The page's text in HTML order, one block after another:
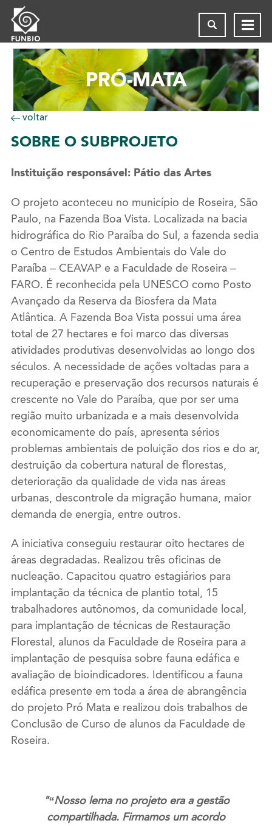
PRÓ-MATA
voltar
SOBRE O SUBPROJETO
Instituição responsável: Pátio das Artes
O projeto aconteceu no município de Roseira, São
Paulo, na Fazenda Boa Vista. Localizada na bacia
hidrográfica do Rio Paraíba do Sul, a fazenda sedia
o Centro de Estudos Ambientais do Vale do
Paraíba – CEAVAP e a Faculdade de Roseira –
FARO. É reconhecida pela UNESCO como Posto
Avançado da Reserva da Biosfera da Mata
Atlântica. A Fazenda Boa Vista possui uma área
total de 27 hectares e foi marco das diversas
atividades produtivas desenvolvidas ao longo dos
séculos. A necessidade de ações voltadas para a
recuperação e preservação dos recursos naturais é
crescente no Vale do Paraíba, que por ser uma
região muito urbanizada e a mais desenvolvida
economicamente do país, apresenta sérios
problemas ambientais de poluição dos rios e do ar,
destruição da cobertura natural de florestas,
deterioração da qualidade de vida nas áreas
urbanas, descontrole da migração humana, maior
demanda de energia, entre outros.
A iniciativa conseguiu restaurar oito hectares de
áreas degradadas. Realizou três oficinas de
nucleação. Capacitou quatro estagiários para
implantação da técnica de plantio total, 15
trabalhadores autônomos, da comunidade local,
para implantação de técnicas de Restauração
Florestal, alunos da Faculdade de Roseira para a
implantação de pesquisa sobre fauna edáfica e
avaliação de bioindicadores. Identificou a fauna
edáfica presente em toda a área de abrangência
do projeto Pró Mata e realizou dois trabalhos de
Conclusão de Curso de alunos da Faculdade de
Roseira.
"“Nosso lema no projeto era a gestão
compartilhada. Firmamos um acordo